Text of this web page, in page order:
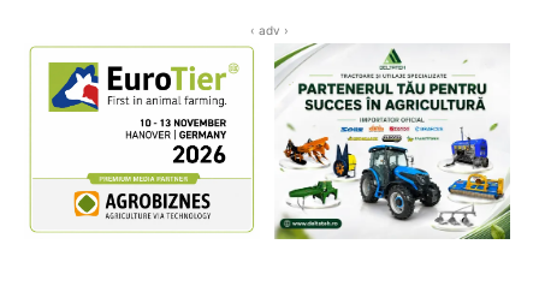
‹ adv ›